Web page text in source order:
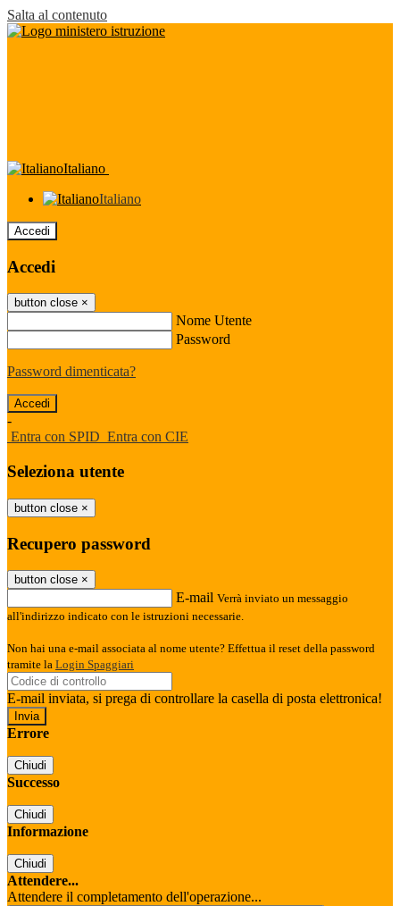
Salta al contenuto
Italiano
Italiano
Accedi
Accedi
button close ×
Nome Utente
Password
Password dimenticata?
-
Entra con SPID Entra con CIE
Seleziona utente
button close ×
Recupero password
button close ×
E-mail Verrà inviato un messaggio
all'indirizzo indicato con le istruzioni necessarie.
Non hai una e-mail associata al nome utente? Effettua il reset della password
tramite la Login Spaggiari
E-mail inviata, si prega di controllare la casella di posta elettronica!
Errore
Chiudi
Successo
Chiudi
Informazione
Chiudi
Attendere...
Attendere il completamento dell'operazione...